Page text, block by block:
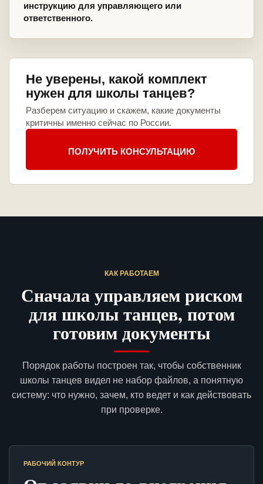
инструкцию для управляющего или
ответственного.
Не уверены, какой комплект
нужен для школы танцев?
Разберем ситуацию и скажем, какие документы
критичны именно сейчас по России.
ПОЛУЧИТЬ КОНСУЛЬТАЦИЮ
КАК РАБОТАЕМ
Сначала управляем риском
для школы танцев, потом
готовим документы
Порядок работы построен так, чтобы собственник
школы танцев видел не набор файлов, а понятную
систему: что нужно, зачем, кто ведет и как действовать
при проверке.
РАБОЧИЙ КОНТУР